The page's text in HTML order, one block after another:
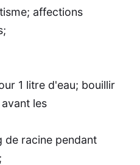
affections
1 litre d'eau; bouillir
les
de racine pendant